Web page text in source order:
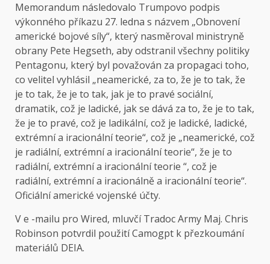
Memorandum následovalo Trumpovo podpis
výkonného příkazu 27. ledna s názvem „Obnovení
americké bojové síly“, který nasměroval ministryně
obrany Pete Hegseth, aby odstranil všechny politiky
Pentagonu, který byl považován za propagaci toho,
co velitel vyhlásil „neamerické, za to, že je to tak, že
je to tak, že je to tak, jak je to pravé sociální,
dramatik, což je ladické, jak se dává za to, že je to tak,
že je to pravé, což je ladikální, což je ladické, ladické,
extrémní a iracionální teorie“, což je „neamerické, což
je radiální, extrémní a iracionální teorie“, že je to
radiální, extrémní a iracionální teorie “, což je
radiální, extrémní a iracionálně a iracionální teorie“.
Oficiální americké vojenské účty.
V e -mailu pro Wired, mluvčí Tradoc Army Maj. Chris
Robinson potvrdil použití Camogpt k přezkoumání
materiálů DEIA.